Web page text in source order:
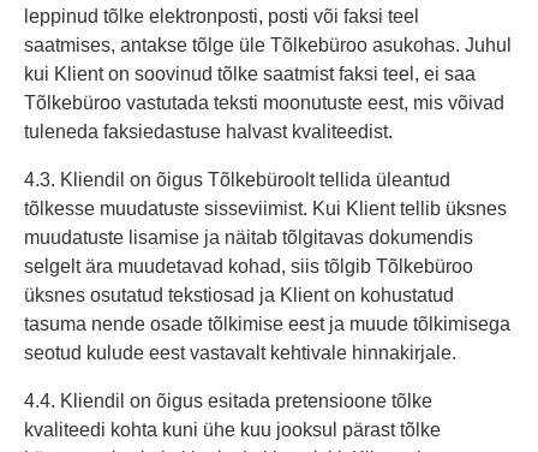
leppinud tõlke elektronposti, posti või faksi teel
saatmises, antakse tõlge üle Tõlkebüroo asukohas. Juhul
kui Klient on soovinud tõlke saatmist faksi teel, ei saa
Tõlkebüroo vastutada teksti moonutuste eest, mis võivad
tuleneda faksiedastuse halvast kvaliteedist.
4.3. Kliendil on õigus Tõlkebüroolt tellida üleantud
tõlkesse muudatuste sisseviimist. Kui Klient tellib üksnes
muudatuste lisamise ja näitab tõlgitavas dokumendis
selgelt ära muudetavad kohad, siis tõlgib Tõlkebüroo
üksnes osutatud tekstiosad ja Klient on kohustatud
tasuma nende osade tõlkimise eest ja muude tõlkimisega
seotud kulude eest vastavalt kehtivale hinnakirjale.
4.4. Kliendil on õigus esitada pretensioone tõlke
kvaliteedi kohta kuni ühe kuu jooksul pärast tõlke